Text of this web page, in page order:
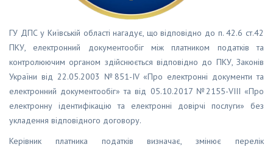
ГУ ДПС у Київській області нагадує, що відповідно до п. 42.6 ст.42
ПКУ, електронний документообіг між платником податків та
контролюючим органом здійснюється відповідно до ПКУ, Законів
України від 22.05.2003 №851-IV «Про електронні документи та
електронний документообіг» та від 05.10.2017 №2155-VIII «Про
електронну ідентифікацію та електронні довірчі послуги» без
укладення відповідного договору.
Керівник платника податків визначає, змінює перелік